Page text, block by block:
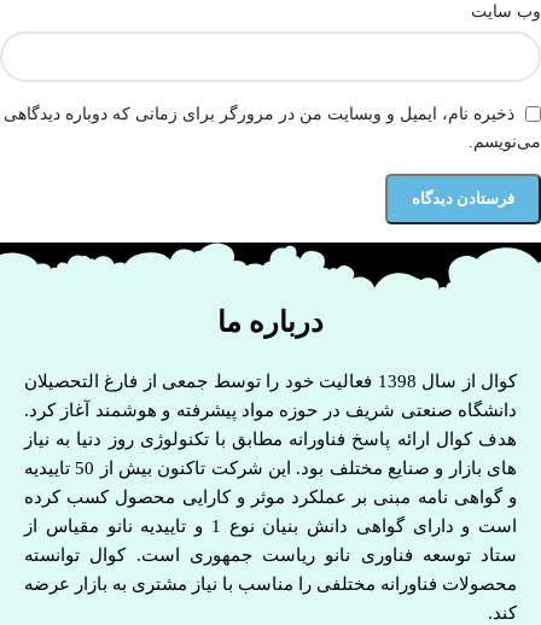
وب‌ سایت
ذخیره نام، ایمیل و وبسایت من در مرورگر برای زمانی که دوباره دیدگاهی
می‌نویسم.
درباره ما
کوال از سال 1398 فعالیت خود را توسط جمعی از فارغ التحصیلان
دانشگاه صنعتی شریف در حوزه مواد پیشرفته و هوشمند آغاز کرد.
هدف کوال ارائه پاسخ فناورانه مطابق با تکنولوژی روز دنیا به نیاز
های بازار و صنایع مختلف بود. این شرکت تاکنون بیش از 50 تاییدیه
و گواهی نامه مبنی بر عملکرد موثر و کارایی محصول کسب کرده
است و دارای گواهی دانش بنیان نوع 1 و تاییدیه نانو مقیاس از
ستاد توسعه فناوری نانو ریاست جمهوری است. کوال توانسته
محصولات فناورانه مختلفی را مناسب با نیاز مشتری به بازار عرضه
کند.